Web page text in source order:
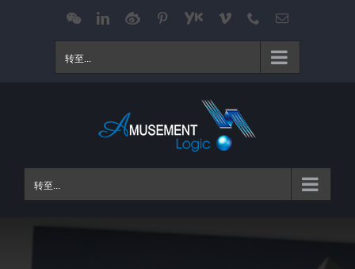
WeChatLinkedIn
Weibo Pinterest
Youku Vimeo Phone电
转至...
转至...